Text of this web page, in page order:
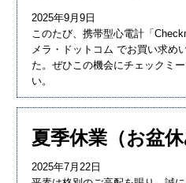
2025年9月9日
このたび、携帯型心電計「
メラ・ドットコム でお買い求め
た。ぜひこの機会にチェックミ
い。
夏季休業（お盆
2025年7月22日